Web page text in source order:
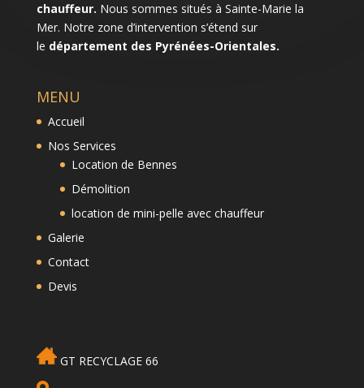
chauffeur. Nous sommes situés à Sainte-Marie la
Mer. Notre zone d’intervention s’étend sur
le département des Pyrénées-Orientales.
MENU
Accueil
Nos Services
Location de Bennes
Démolition
location de mini-pelle avec chauffeur
Galerie
Contact
Devis
GT RECYCLAGE 66